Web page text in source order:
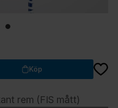
Köp Lägg